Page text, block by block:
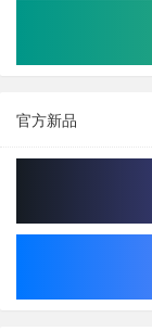
官方新品